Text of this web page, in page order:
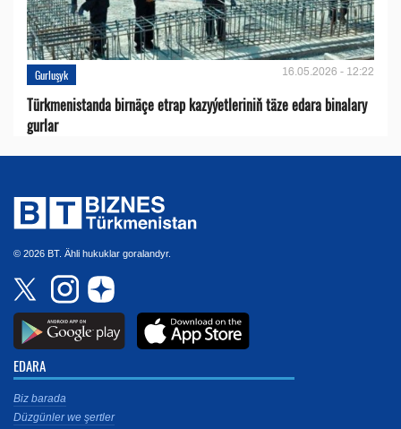
Gurluşyk 16.05.2026 - 12:22
Türkmenistanda birnäçe etrap kazyýetleriniň täze edara binalary
gurlar
© 2026 BT. Ähli hukuklar goralandyr.
EDARA
Biz barada
Düzgünler we şertler